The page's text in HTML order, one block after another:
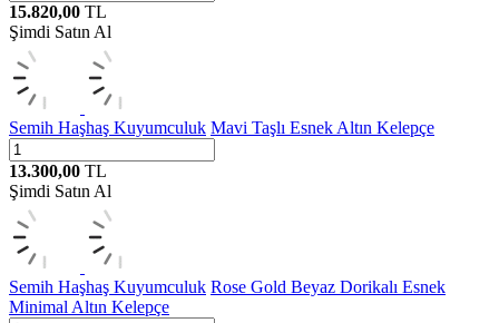
15.820,00 TL
Şimdi Satın Al
Semih Haşhaş Kuyumculuk Mavi Taşlı Esnek Altın Kelepçe
13.300,00 TL
Şimdi Satın Al
Semih Haşhaş Kuyumculuk Rose Gold Beyaz Dorikalı Esnek
Minimal Altın Kelepçe